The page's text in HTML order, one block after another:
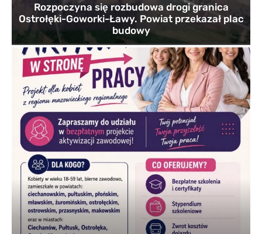
Rozpoczyna się rozbudowa drogi granica
Ostrołęki-Goworki-Ławy. Powiat przekazał plac
budowy